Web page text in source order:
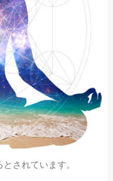
されています。